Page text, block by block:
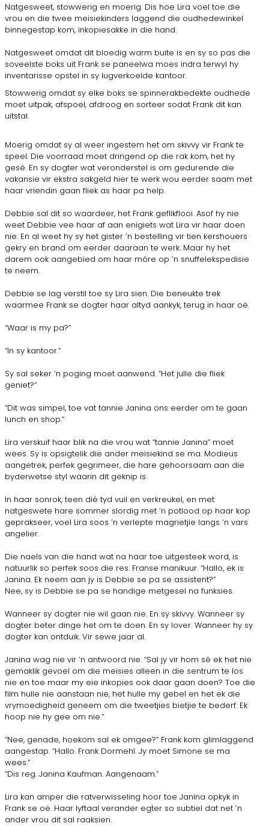
Natgesweet, stowwerig en moerig. Dis hoe Lira voel toe die
vrou en die twee meisiekinders laggend die oudhedewinkel
binnegestap kom, inkopiesakke in die hand.
Natgesweet omdat dit bloedig warm buite is en sy so pas die
soveelste boks uit Frank se paneelwa moes indra terwyl hy
inventarisse opstel in sy lugverkoelde kantoor.
Stowwerig omdat sy elke boks se spinnerakbedekte oudhede
moet uitpak, afspoel, afdroog en sorteer sodat Frank dit kan
uitstal.
Moerig omdat sy al weer ingestem het om skivvy vir Frank te
speel. Die voorraad moet dringend op die rak kom, het hy
gesê. En sy dogter wat veronderstel is om gedurende die
vakansie vir ekstra sakgeld hier te werk wou eerder saam met
haar vriendin gaan fliek as haar pa help.
Debbie sal dit so waardeer, het Frank geflikflooi. Asof hy nie
weet Debbie vee haar af aan enigiets wat Lira vir haar doen
nie. En al weet hy sy het gister ’n bestelling vir tien kershouers
gekry en brand om eerder daaraan te werk. Maar hy het
darem ook aangebied om haar môre op ’n snuffelekspedisie
te neem.
Debbie se lag verstil toe sy Lira sien. Die beneukte trek
waarmee Frank se dogter haar altyd aankyk, terug in haar oë.
“Waar is my pa?”
“In sy kantoor.”
Sy sal seker ’n poging moet aanwend. “Het julle die fliek
geniet?”
“Dit was simpel, toe vat tannie Janina ons eerder om te gaan
lunch en shop.”
Lira verskuif haar blik na die vrou wat “tannie Janina” moet
wees. Sy is opsigtelik die ander meisiekind se ma. Modieus
aangetrek, perfek gegrimeer, die hare gehoorsaam aan die
byderwetse styl waarin dit geknip is.
In haar sonrok, teen dié tyd vuil en verkreukel, en met
natgeswete hare sommer slordig met ’n potlood op haar kop
geprakseer, voel Lira soos ’n verlepte magrietjie langs ’n vars
angelier.
Die naels van die hand wat na haar toe uitgesteek word, is
natuurlik so perfek soos die res. Franse manikuur. “Hallo, ek is
Janina. Ek neem aan jy is Debbie se pa se assistent?”
Nee, sy is Debbie se pa se handige metgesel na funksies.
Wanneer sy dogter nie wil gaan nie. En sy skivvy. Wanneer sy
dogter beter dinge het om te doen. En sy lover. Wanneer hy sy
dogter kan ontduik. Vir sewe jaar al.
Janina wag nie vir ’n antwoord nie. “Sal jy vir hom sê ek het nie
gemaklik gevoel om die meisies alleen in die sentrum te los
nie en toe maar my eie inkopies ook daar gaan doen? Toe die
film hulle nie aanstaan nie, het hulle my gebel en het ek die
vrymoedigheid geneem om die tweetjies bietjie te bederf. Ek
hoop nie hy gee om nie.”
“Nee, genade, hoekom sal ek omgee?” Frank kom glimlaggend
aangestap. “Hallo. Frank Dormehl. Jy moet Simone se ma
wees.”
“Dis reg. Janina Kaufman. Aangenaam.”
Lira kan amper die ratverwisseling hoor toe Janina opkyk in
Frank se oë. Haar lyftaal verander egter so subtiel dat net ’n
ander vrou dit sal raaksien.